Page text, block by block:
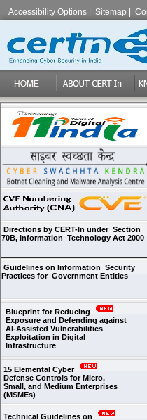
Accessibility Options Sitemap
Directions by CERT-In under Section
70B, Information Technology Act 2000
Guidelines on Information Security
Practices for Government Entities
Blueprint for Reducing
Exposure and Defending against
AI-Assisted Vulnerabilities
Exploitation in Digital
Infrastructure
15 Elemental Cyber
Defense Controls for Micro,
Small, and Medium Enterprises
(MSMEs)
Technical Guidelines on